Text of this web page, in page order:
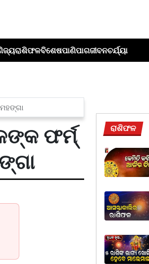
ରାଶିଫଳବିଶେଷପାଣିପାଗଜୀବନଚର୍ଯ୍ୟା
ଫର୍ମ୍
ରାଶିଫଳ